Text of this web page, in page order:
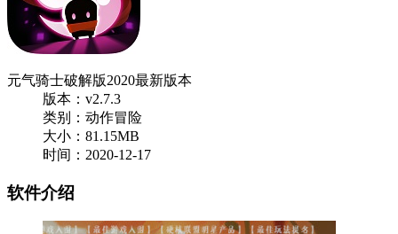
元气骑士破解版2020最新版本
版本：v2.7.3
类别：动作冒险
大小：81.15MB
时间：2020-12-17
软件介绍